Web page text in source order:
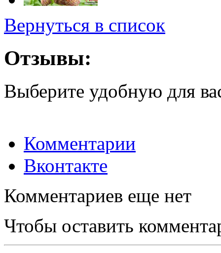
Вернуться в список
Отзывы:
Выберите удобную для
Комментарии
Вконтакте
Комментариев еще нет
Чтобы оставить